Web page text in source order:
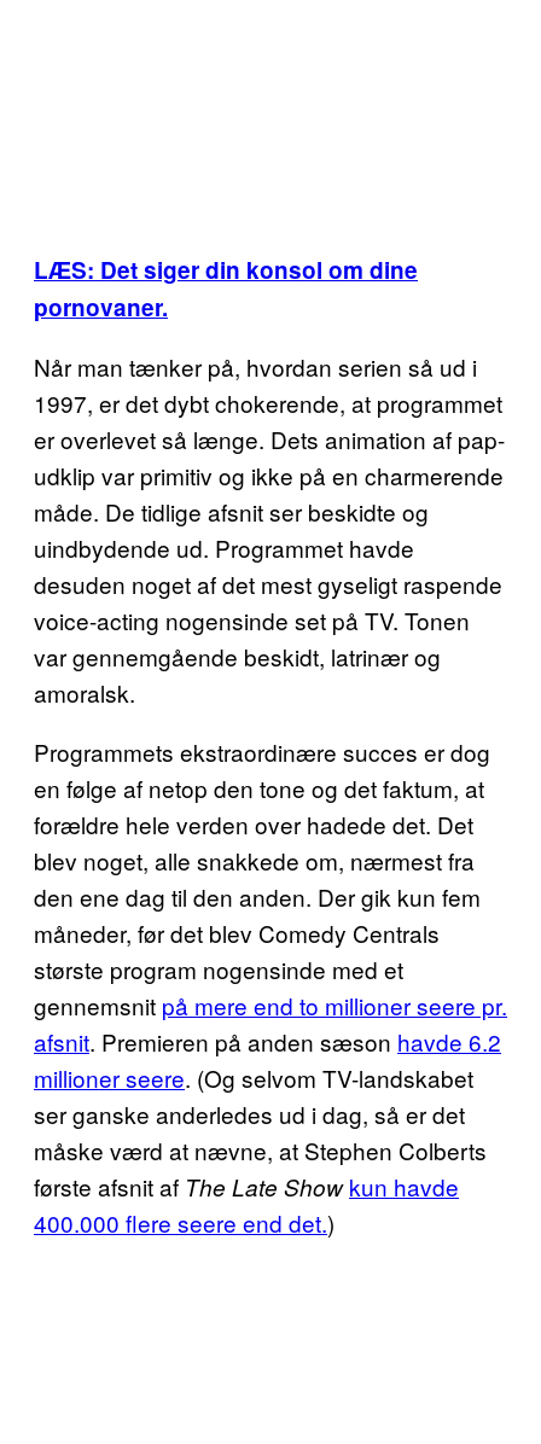
LÆS: Det siger din konsol om dine
pornovaner.
Når man tænker på, hvordan serien så ud i
1997, er det dybt chokerende, at programmet
er overlevet så længe. Dets animation af pap-
udklip var primitiv og ikke på en charmerende
måde. De tidlige afsnit ser beskidte og
uindbydende ud. Programmet havde
desuden noget af det mest gyseligt raspende
voice-acting nogensinde set på TV. Tonen
var gennemgående beskidt, latrinær og
amoralsk.
Programmets ekstraordinære succes er dog
en følge af netop den tone og det faktum, at
forældre hele verden over hadede det. Det
blev noget, alle snakkede om, nærmest fra
den ene dag til den anden. Der gik kun fem
måneder, før det blev Comedy Centrals
største program nogensinde med et
gennemsnit på mere end to millioner seere pr.
afsnit. Premieren på anden sæson havde 6.2
millioner seere. (Og selvom TV-landskabet
ser ganske anderledes ud i dag, så er det
måske værd at nævne, at Stephen Colberts
første afsnit af The Late Showkun havde
400.000 flere seere end det.)